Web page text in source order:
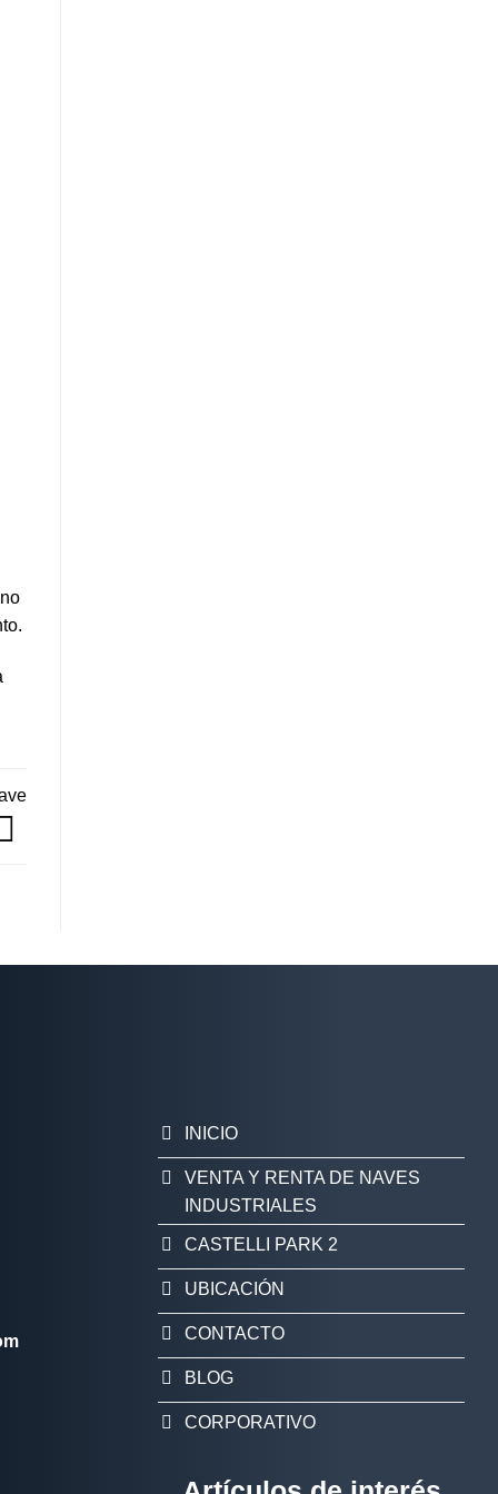
INICIO
VENTA Y RENTA DE NAVES
INDUSTRIALES
CASTELLI PARK 2
UBICACIÓN
CONTACTO
BLOG
CORPORATIVO